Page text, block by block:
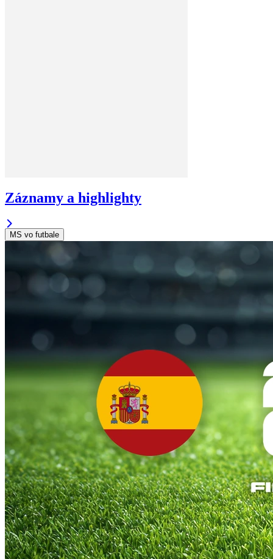
Záznamy a highlighty
MS vo futbale